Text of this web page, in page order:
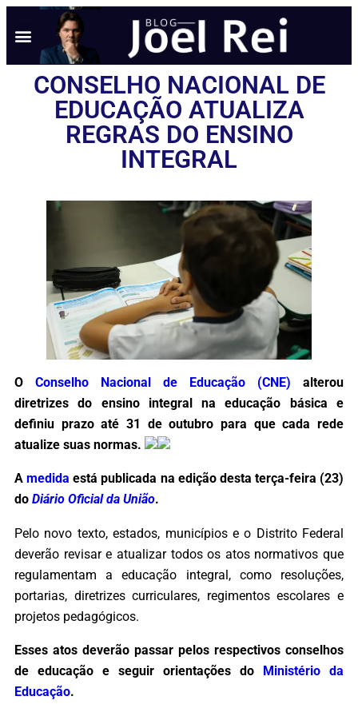
CONSELHO NACIONAL DE
EDUCAÇÃO ATUALIZA
REGRAS DO ENSINO
INTEGRAL
O Conselho Nacional de Educação (CNE) alterou
diretrizes do ensino integral na educação básica e
definiu prazo até 31 de outubro para que cada rede
atualize suas normas.
Amedida está publicada na edição desta terça-feira (23)
do Diário Oficial da União.
Pelo novo texto, estados, municípios e o Distrito Federal
deverão revisar e atualizar todos os atos normativos que
regulamentam a educação integral, como resoluções,
portarias, diretrizes curriculares, regimentos escolares e
projetos pedagógicos.
Esses atos deverão passar pelos respectivos conselhos
de educação e seguir orientações do Ministério da
Educação.